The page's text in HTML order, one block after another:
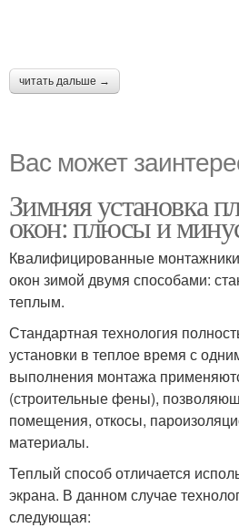
читать дальше →
Вас может
Зимняя установка
окон: плюсы и
Квалифицированные монтажники
окон зимой двумя способами:
теплым.
Стандартная технология
установки в теплое время с
выполнения монтажа
(строительные фены),
помещения, откосы,
материалы.
Теплый способ отличается
экрана. В данном случае
следующая: